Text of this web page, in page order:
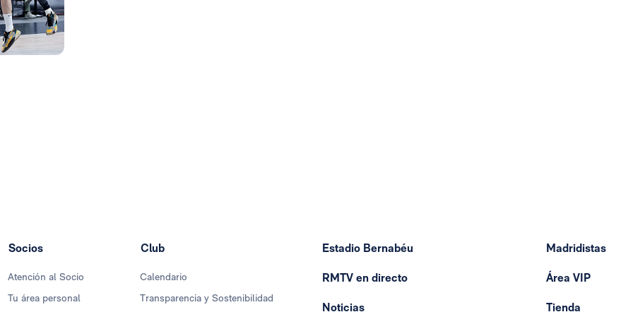
Socios
Atención al Socio
Tu área personal
Club
Calendario
Transparencia y Sostenibilidad
Estadio Bernabéu
RMTV en directo
Noticias
Madridistas
Área VIP
Tienda